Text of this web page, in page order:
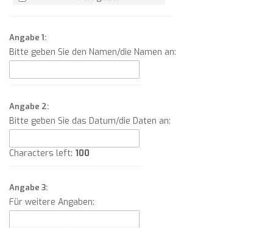
Angabe 1:
Bitte geben Sie den Namen/die Namen an:
Angabe 2:
Bitte geben Sie das Datum/die Daten an:
Characters left: 100
Angabe 3:
Für weitere Angaben: